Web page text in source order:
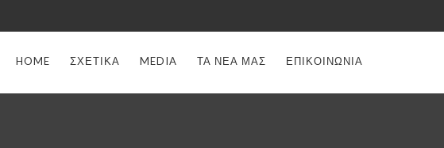
HOME ΣΧΕΤΙΚΑ MEDIA ΤΑ ΝΕΑ ΜΑΣ ΕΠΙΚΟΙΝΩΝΙΑ